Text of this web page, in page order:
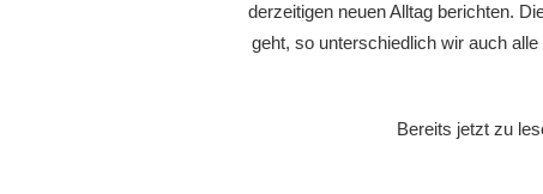
derzeitigen neuen Alltag berichten.
geht, so unterschiedlich wir auch
Bereits jetzt zu